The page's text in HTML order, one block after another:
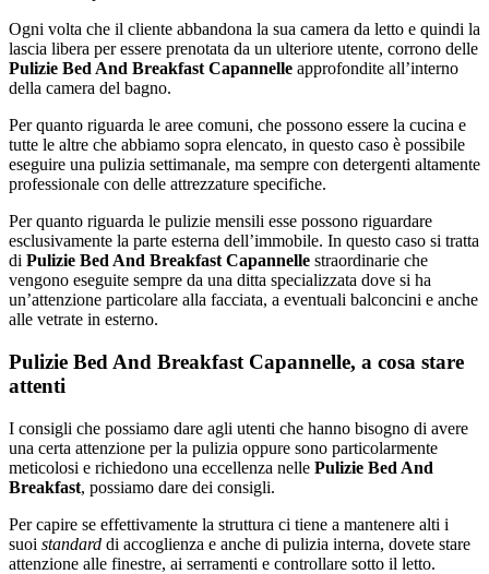
Ogni volta che il cliente abbandona la sua camera da letto e quindi la
lascia libera per essere prenotata da un ulteriore utente, corrono delle
Pulizie Bed And Breakfast Capannelle approfondite all’interno
della camera del bagno.
Per quanto riguarda le aree comuni, che possono essere la cucina e
tutte le altre che abbiamo sopra elencato, in questo caso è possibile
eseguire una pulizia settimanale, ma sempre con detergenti altamente
professionale con delle attrezzature specifiche.
Per quanto riguarda le pulizie mensili esse possono riguardare
esclusivamente la parte esterna dell’immobile. In questo caso si tratta
di Pulizie Bed And Breakfast Capannelle straordinarie che
vengono eseguite sempre da una ditta specializzata dove si ha
un’attenzione particolare alla facciata, a eventuali balconcini e anche
alle vetrate in esterno.
Pulizie Bed And Breakfast Capannelle, a cosa stare
attenti
I consigli che possiamo dare agli utenti che hanno bisogno di avere
una certa attenzione per la pulizia oppure sono particolarmente
meticolosi e richiedono una eccellenza nelle Pulizie Bed And
Breakfast, possiamo dare dei consigli.
Per capire se effettivamente la struttura ci tiene a mantenere alti i
suoi standard di accoglienza e anche di pulizia interna, dovete stare
attenzione alle finestre, ai serramenti e controllare sotto il letto.